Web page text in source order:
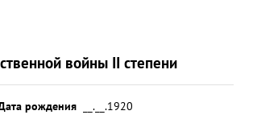
войны II степени
рождения
__.__.1920